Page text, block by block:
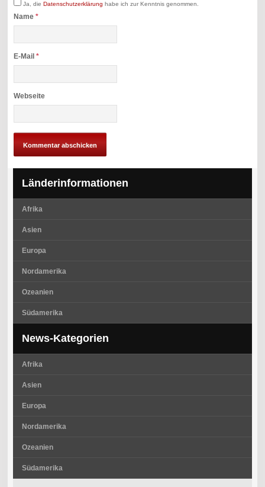
Ja, dieDatenschutzerklärung habe ich zur Kenntnis genommen.
Name*
E-Mail*
Webseite
Länderinformationen
Afrika
Asien
Europa
Nordamerika
Ozeanien
Südamerika
News-Kategorien
Afrika
Asien
Europa
Nordamerika
Ozeanien
Südamerika